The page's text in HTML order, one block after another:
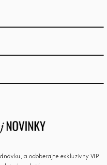
a odoberajte exkluzívny VIP